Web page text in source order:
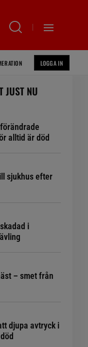
LOGGA IN
JUST NU
alltid är död
sjukhus efter
i
– smet från
djupa avtryck i